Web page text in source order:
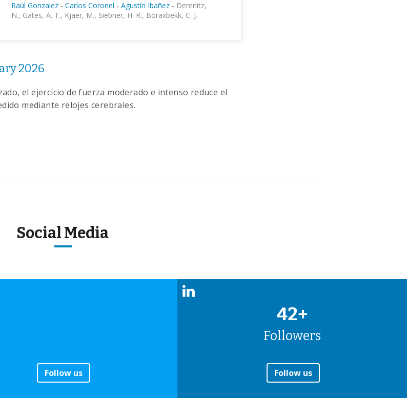
Raúl Gonzalez - Carlos Coronel - Agustín Ibañez - Demnitz,
N., Gates, A. T., Kjaer, M., Siebner, H. R., Boraxbekk, C. J.
2026
el ejercicio de fuerza moderado e intenso reduce el
mediante relojes cerebrales.
Social Media
Follow us
42+
Followers
Follow us